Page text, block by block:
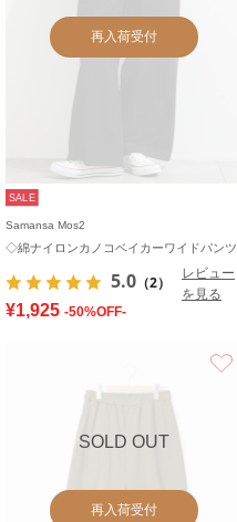
再入荷受付
SALE
Samansa Mos2
◇綿ナイロンカノコベイカーワイドパンツ
5.0 （2）
レビュー
を見る
¥1,925 -50%OFF-
SOLD OUT
再入荷受付